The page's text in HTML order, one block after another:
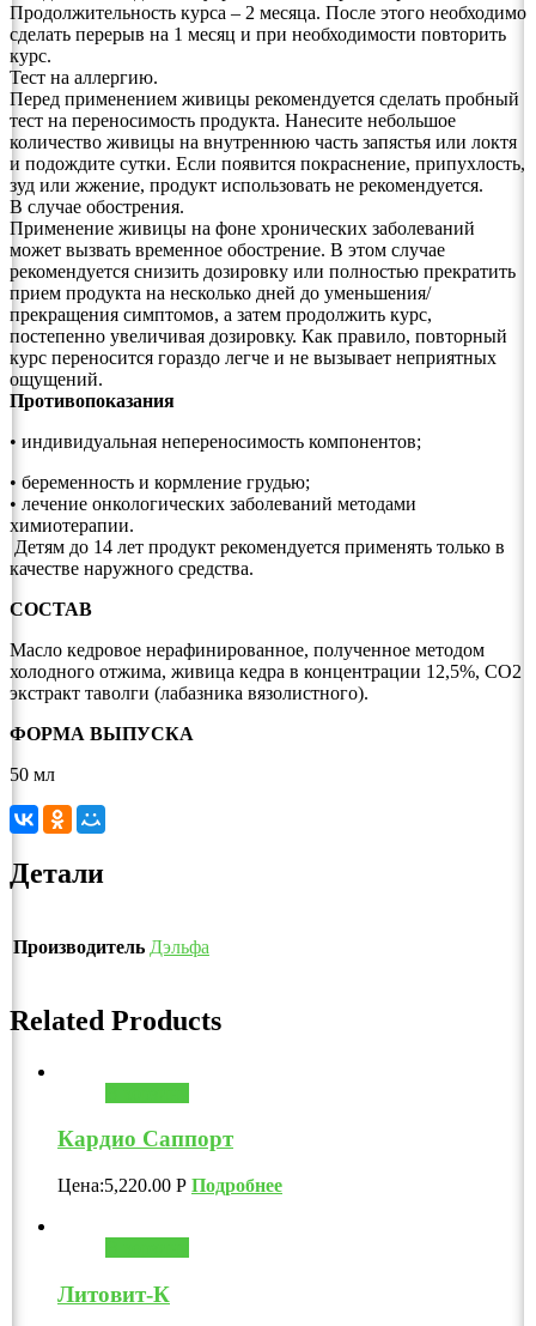
Продолжительность курса – 2 месяца. После этого необходимо
сделать перерыв на 1 месяц и при необходимости повторить
курс.
Тест на аллергию.
Перед применением живицы рекомендуется сделать пробный
тест на переносимость продукта. Нанесите небольшое
количество живицы на внутреннюю часть запястья или локтя
и подождите сутки. Если появится покраснение, припухлость,
зуд или жжение, продукт использовать не рекомендуется.
В случае обострения.
Применение живицы на фоне хронических заболеваний
может вызвать временное обострение. В этом случае
рекомендуется снизить дозировку или полностью прекратить
прием продукта на несколько дней до уменьшения/
прекращения симптомов, а затем продолжить курс,
постепенно увеличивая дозировку. Как правило, повторный
курс переносится гораздо легче и не вызывает неприятных
ощущений.
Противопоказания
• индивидуальная непереносимость компонентов;
• беременность и кормление грудью;
• лечение онкологических заболеваний методами
химиотерапии.
Детям до 14 лет продукт рекомендуется применять только в
качестве наружного средства.
СОСТАВ
Масло кедровое нерафинированное, полученное методом
холодного отжима, живица кедра в концентрации 12,5%, СО2
экстракт таволги (лабазника вязолистного).
ФОРМА ВЫПУСКА
50 мл
Детали
Производитель Дэльфа
Related Products
Кардио Саппорт
Цена:5,220.00 Р Подробнее
Литовит-К